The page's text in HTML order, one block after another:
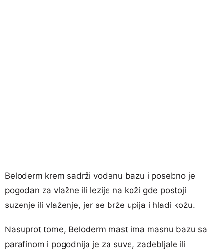
Beloderm krem sadrži vodenu bazu i posebno je
pogodan za vlažne ili lezije na koži gde postoji
suzenje ili vlaženje, jer se brže upija i hladi kožu.
Nasuprot tome, Beloderm mast ima masnu bazu sa
parafinom i pogodnija je za suve, zadebljale ili